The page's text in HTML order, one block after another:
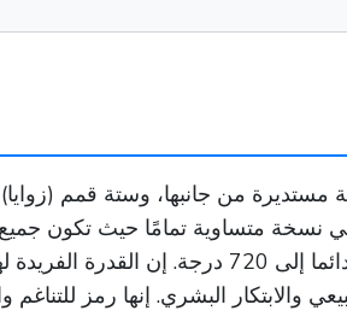
من جانبها، وستة قمم (زوايا)
نسخة متساوية تمامًا حيث تكون جميع
الست مساوية في الطول والزوايا الداخلية الست متطابقة، كل منها يقيس 120 درجة بدقة. مجموع هذه الزوايا يصل
البشري. إنها رمز للتناغم